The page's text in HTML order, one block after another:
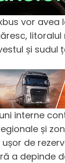
vor
litoralul
și sudul
interne
și
ușor de
a depinde